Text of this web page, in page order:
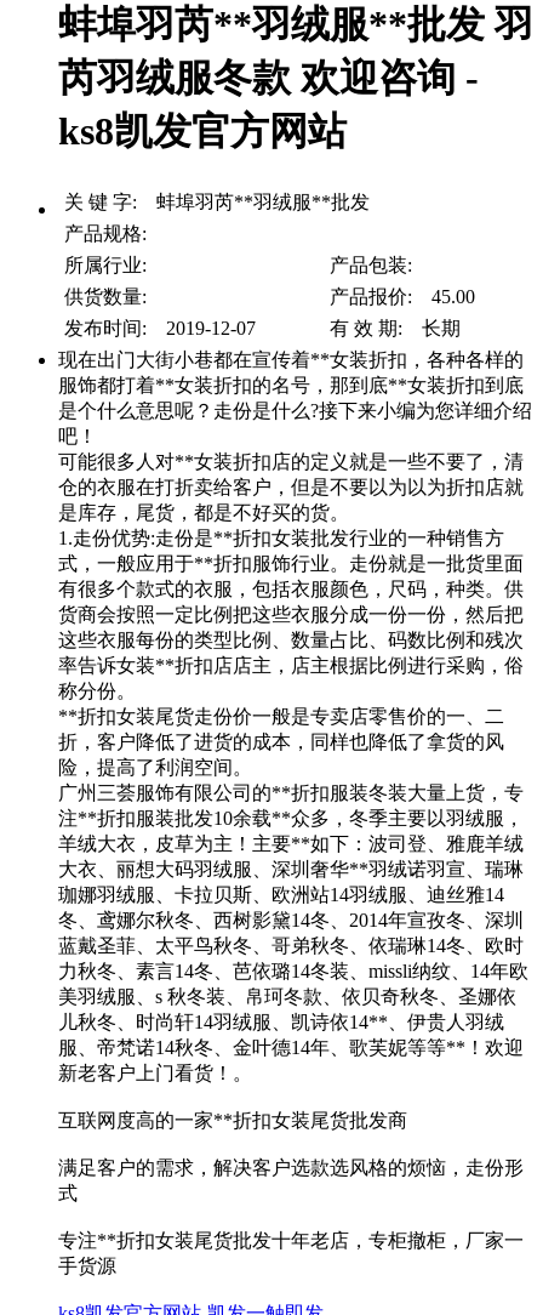
蚌埠羽芮**羽绒服**批发 羽
芮羽绒服冬款 欢迎咨询 -
ks8凯发官方网站
关 键 字: 蚌埠羽芮**羽绒服**批发
产品规格:
所属行业:
产品包装:
供货数量:
产品报价: 45.00
发布时间: 2019-12-07
有 效 期: 长期
现在出门大街小巷都在宣传着**女装折扣，各种各样的
服饰都打着**女装折扣的名号，那到底**女装折扣到底
是个什么意思呢？走份是什么?接下来小编为您详细介绍
吧！
可能很多人对**女装折扣店的定义就是一些不要了，清
仓的衣服在打折卖给客户，但是不要以为以为折扣店就
是库存，尾货，都是不好买的货。
1.走份优势:走份是**折扣女装批发行业的一种销售方
式，一般应用于**折扣服饰行业。走份就是一批货里面
有很多个款式的衣服，包括衣服颜色，尺码，种类。供
货商会按照一定比例把这些衣服分成一份一份，然后把
这些衣服每份的类型比例、数量占比、码数比例和残次
率告诉女装**折扣店店主，店主根据比例进行采购，俗
称分份。
**折扣女装尾货走份价一般是专卖店零售价的一、二
折，客户降低了进货的成本，同样也降低了拿货的风
险，提高了利润空间。
广州三荟服饰有限公司的**折扣服装冬装大量上货，专
注**折扣服装批发10余载**众多，冬季主要以羽绒服，
羊绒大衣，皮草为主！主要**如下：波司登、雅鹿羊绒
大衣、丽想大码羽绒服、深圳奢华**羽绒诺羽宣、瑞琳
珈娜羽绒服、卡拉贝斯、欧洲站14羽绒服、迪丝雅14
冬、鸢娜尔秋冬、西树影黛14冬、2014年宣孜冬、深圳
蓝戴圣菲、太平鸟秋冬、哥弟秋冬、依瑞琳14冬、欧时
力秋冬、素言14冬、芭依璐14冬装、missli纳纹、14年欧
美羽绒服、s 秋冬装、帛珂冬款、依贝奇秋冬、圣娜依
儿秋冬、时尚轩14羽绒服、凯诗依14**、伊贵人羽绒
服、帝梵诺14秋冬、金叶德14年、歌芙妮等等**！欢迎
新老客户上门看货！。
互联网度高的一家**折扣女装尾货批发商
满足客户的需求，解决客户选款选风格的烦恼，走份形
式
专注**折扣女装尾货批发十年老店，专柜撤柜，厂家一
手货源